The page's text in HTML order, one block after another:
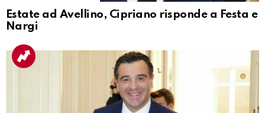
Estate ad Avellino, Cipriano risponde a Festa e
Nargi